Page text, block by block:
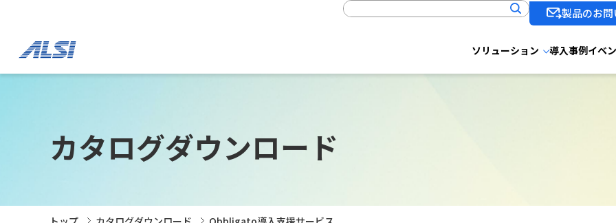
製品のお
ソリューション 導入事例イベ
カタログダウンロード